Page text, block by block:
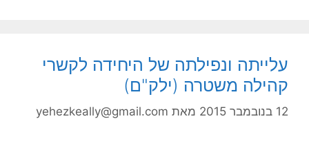
עלייתה ונפילתה של היחידה לקשרי
קהילה משטרה (ילק"ם)
12 בנובמבר 2015 מאת yehezkeally@gmail.com